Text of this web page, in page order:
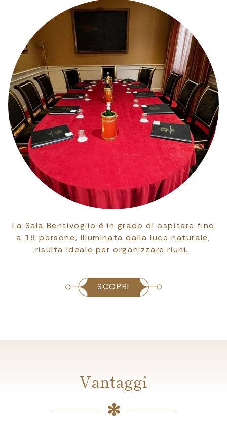
di ospitare fino
luce naturale,
riuni…
La Sala Pepoli, con una
persone, è illuminata da
ideale per riunioni di
Vantaggi